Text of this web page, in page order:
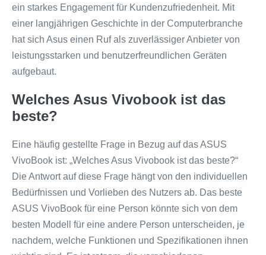
ein starkes Engagement für Kundenzufriedenheit. Mit
einer langjährigen Geschichte in der Computerbranche
hat sich Asus einen Ruf als zuverlässiger Anbieter von
leistungsstarken und benutzerfreundlichen Geräten
aufgebaut.
Welches Asus Vivobook ist das
beste?
Eine häufig gestellte Frage in Bezug auf das ASUS
VivoBook ist: „Welches Asus Vivobook ist das beste?“
Die Antwort auf diese Frage hängt von den individuellen
Bedürfnissen und Vorlieben des Nutzers ab. Das beste
ASUS VivoBook für eine Person könnte sich von dem
besten Modell für eine andere Person unterscheiden, je
nachdem, welche Funktionen und Spezifikationen ihnen